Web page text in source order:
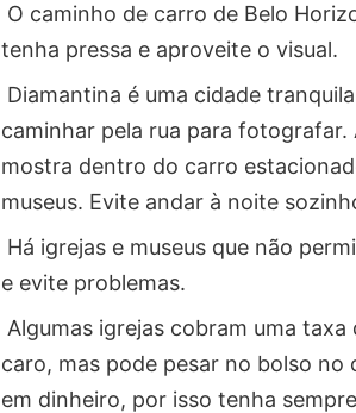
O caminho de carro de Belo
tenha pressa e aproveite o visual.
Diamantina é uma cidade
caminhar pela rua para
mostra dentro do carro
museus. Evite andar à noite
Há igrejas e museus que não
e evite problemas.
Algumas igrejas cobram uma
caro, mas pode pesar no bolso no
em dinheiro, por isso tenha